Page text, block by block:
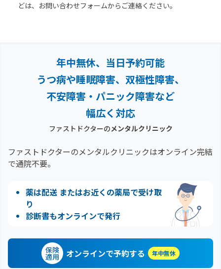
どは、お問い合わせフォームからご連絡ください。
年中無休、当日予約可能
うつ病や睡眠障害、双極性障害、
不安障害・パニック障害など
幅広く対応
ファストドクターのメンタルクリニック
ファストドクターのメンタルクリニックはオンライン完結
で通院不要。
薬は配送 またはお近くの薬局で受け取
り
診断書もオンラインで発行
保険
適用 オンラインで予約する 年中無休